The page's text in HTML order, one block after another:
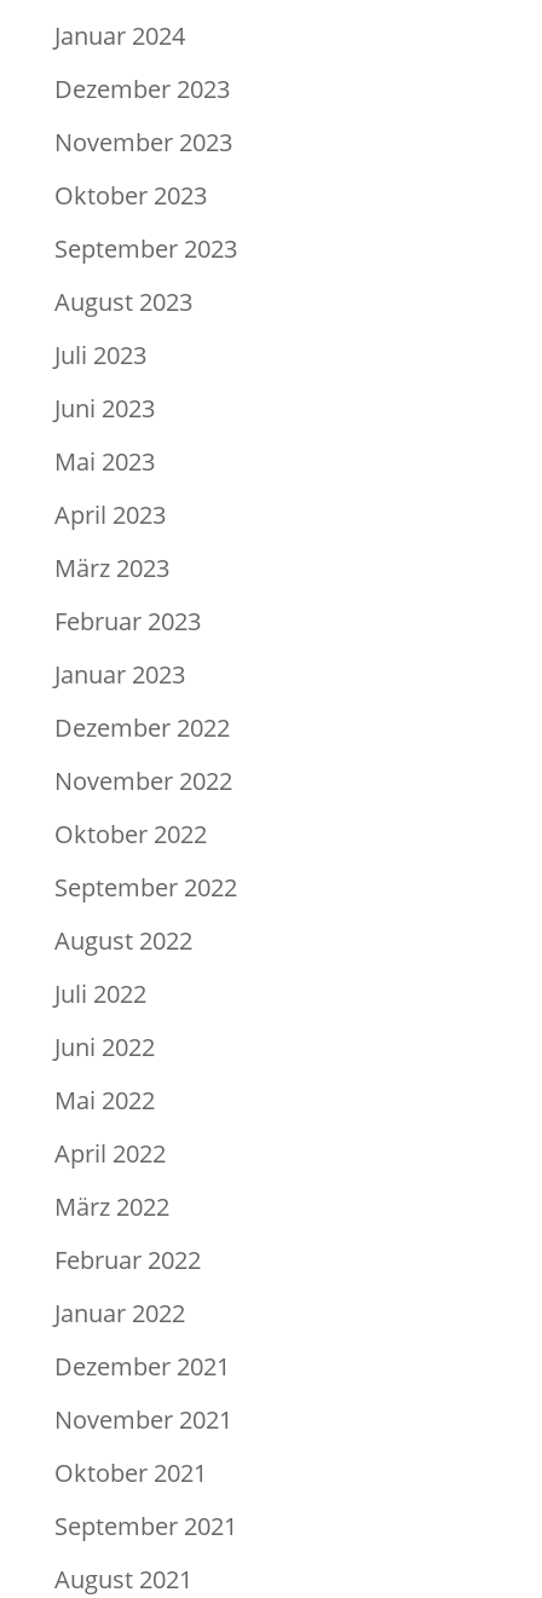
Januar 2024
Dezember 2023
November 2023
Oktober 2023
September 2023
August 2023
Juli 2023
Juni 2023
Mai 2023
April 2023
März 2023
Februar 2023
Januar 2023
Dezember 2022
November 2022
Oktober 2022
September 2022
August 2022
Juli 2022
Juni 2022
Mai 2022
April 2022
März 2022
Februar 2022
Januar 2022
Dezember 2021
November 2021
Oktober 2021
September 2021
August 2021